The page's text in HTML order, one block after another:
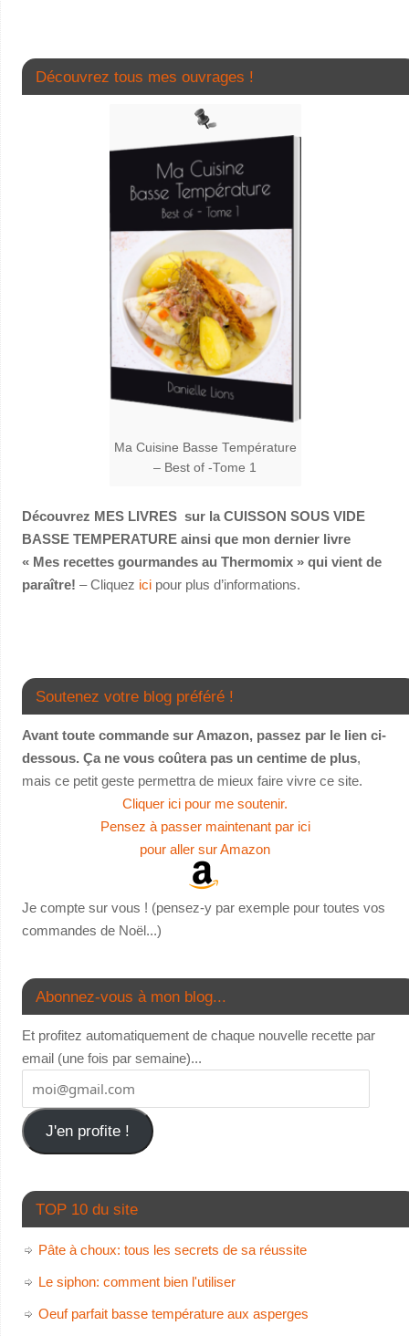
Découvrez tous mes ouvrages !
Ma Cuisine Basse Température
– Best of -Tome 1
Découvrez MES LIVRES sur la CUISSON SOUS VIDE
BASSE TEMPERATURE ainsi que mon dernier livre
« Mes recettes gourmandes au Thermomix » qui vient de
paraître! – Cliquez icipour plus d’informations.
Soutenez votre blog préféré !
Avant toute commande sur Amazon, passez par le lien ci-
dessous. Ça ne vous coûtera pas un centime de plus,
mais ce petit geste permettra de mieux faire vivre ce site.
Cliquer ici pour me soutenir.
Pensez à passer maintenant par ici
pour aller sur Amazon
Je compte sur vous ! (pensez-y par exemple pour toutes vos
commandes de Noël...)
Abonnez-vous à mon blog...
Et profitez automatiquement de chaque nouvelle recette par
email (une fois par semaine)...
J'en profite !
TOP 10 du site
Pâte à choux: tous les secrets de sa réussite
Le siphon: comment bien l'utiliser
Oeuf parfait basse température aux asperges